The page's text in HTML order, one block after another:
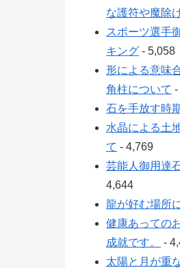
な護符や魔除
スポーツ選手
キング - 5,058
形による意味
角柱について -
石を手放す時
水晶による土
て - 4,769
芸能人御用達
4,644
龍が好む場所
健康あっての
成就です。
-
太陽と月が重